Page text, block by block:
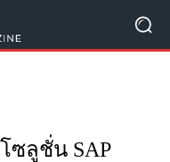
ซลูชั่น SAP